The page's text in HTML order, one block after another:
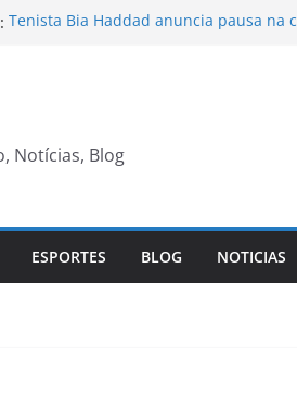
Tenista Bia Haddad anuncia pausa na
Batalha do Beco recebe Vulto MC e DJ
Notícias, Blog
ESPORTES BLOG NOTICIAS